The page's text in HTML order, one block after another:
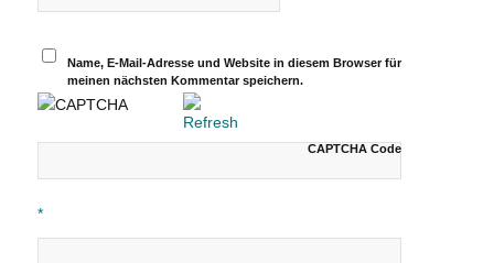
Name, E-Mail-Adresse und Website in diesem Browser für
meinen nächsten Kommentar speichern.
CAPTCHA Code
*